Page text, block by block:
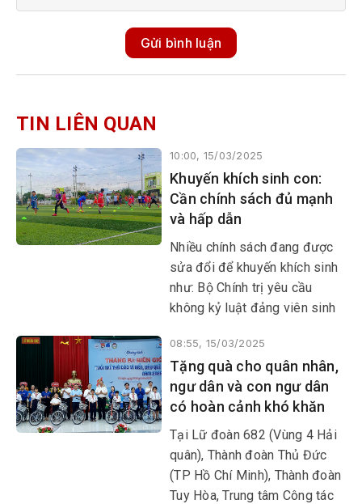
Gửi bình luận
TIN LIÊN QUAN
10:00, 15/03/2025
Khuyến khích sinh con:
Cần chính sách đủ mạnh
và hấp dẫn
Nhiều chính sách đang được
sửa đổi để khuyến khích sinh
như: Bộ Chính trị yêu cầu
không kỷ luật đảng viên sinh
Mới đây nhất, Bộ Y tế đề xuất
trao quyền cho mỗi cặp vợ
chồng và cá nhân tự quyết
định số con cũng như thời
gian sinh con phù hợp với điều
kiện của mình; kéo dài thời
gian nghỉ thai sản lên 7 tháng
đối với phụ nữ sinh con thứ
08:55, 15/03/2025
Tặng quà cho quân nhân,
ngư dân và con ngư dân
có hoàn cảnh khó khăn
Tại Lữ đoàn 682 (Vùng 4 Hải
quân), Thành đoàn Thủ Đức
(TP Hồ Chí Minh), Thành đoàn
Tuy Hòa, Trung tâm Công tác